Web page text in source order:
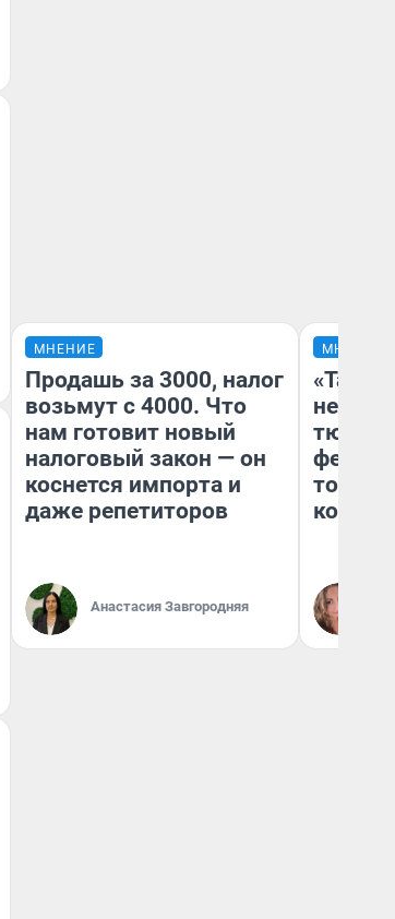
МНЕНИЕ
Продашь за 3000, налог
возьмут с 4000. Что
нам готовит новый
налоговый закон — он
коснется импорта и
даже репетиторов
Анастасия Завгородняя
МНЕНИЕ
не